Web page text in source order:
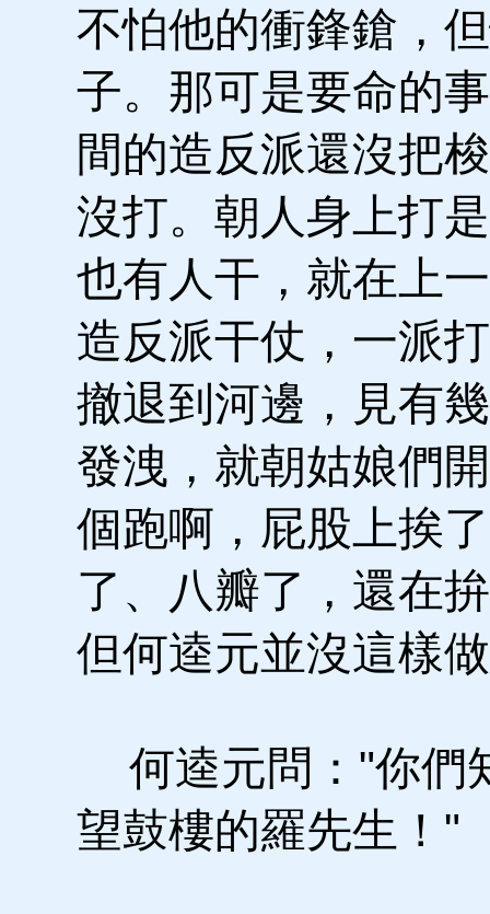
不怕他的衝鋒鎗，
子。那可是要命的
間的造反派還沒把
沒打。朝人身上打
也有人干，就在上
造反派干仗，一派
撤退到河邊，見有
發洩，就朝姑娘們
個跑啊，屁股上挨
了、八瓣了，還在
但何逵元並沒這樣
何逵元問："你們
望鼓樓的羅先生！"